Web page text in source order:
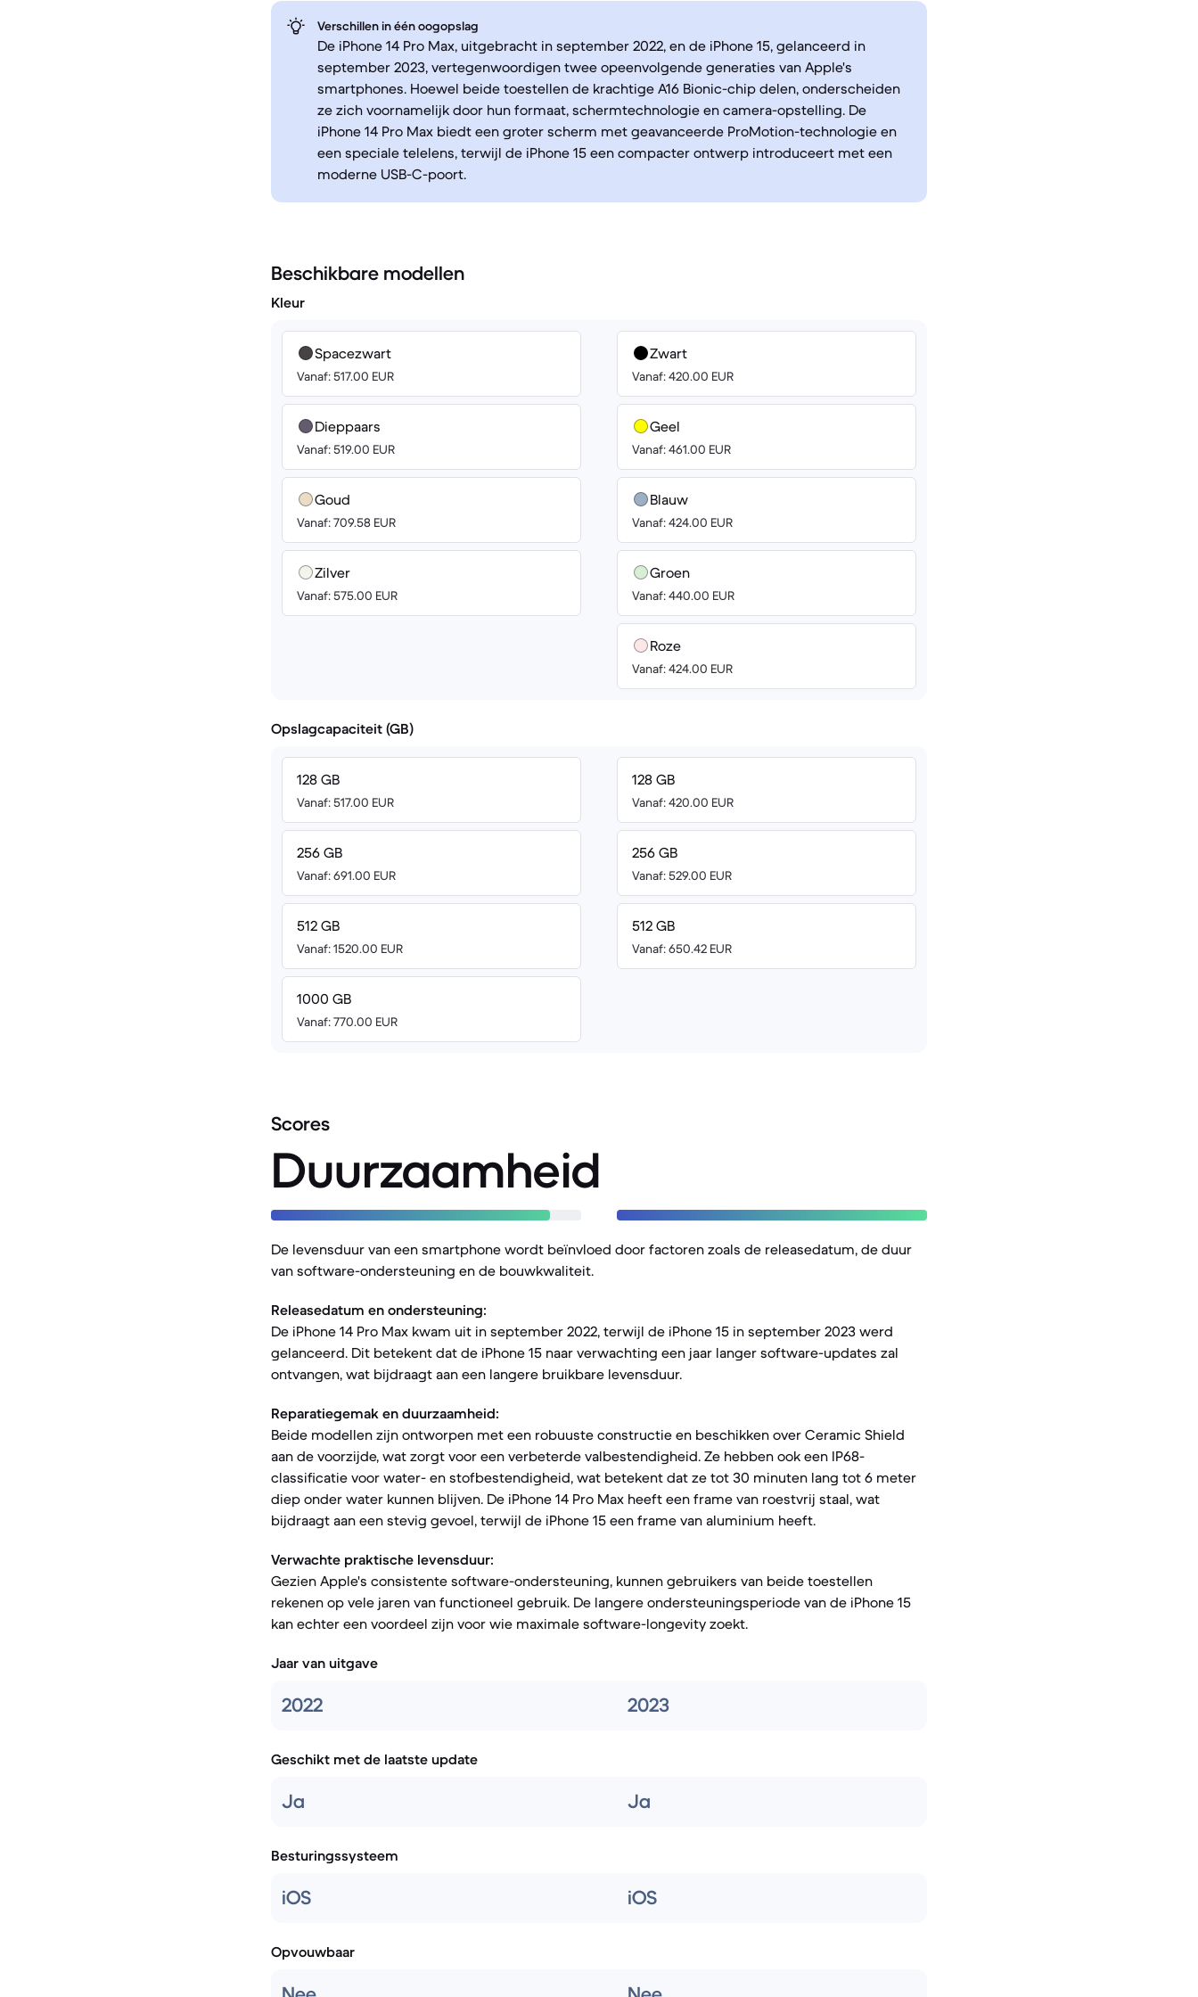
Verschillen in één oogopslag
De iPhone 14 Pro Max, uitgebracht in september 2022, en de iPhone 15, gelanceerd in
september 2023, vertegenwoordigen twee opeenvolgende generaties van Apple's
smartphones. Hoewel beide toestellen de krachtige A16 Bionic-chip delen, onderscheiden
ze zich voornamelijk door hun formaat, schermtechnologie en camera-opstelling. De
iPhone 14 Pro Max biedt een groter scherm met geavanceerde ProMotion-technologie en
een speciale telelens, terwijl de iPhone 15 een compacter ontwerp introduceert met een
moderne USB-C-poort.
Beschikbare modellen
Kleur
Spacezwart
Vanaf: 517.00 EUR
Dieppaars
Vanaf: 519.00 EUR
Goud
Vanaf: 709.58 EUR
Zilver
Vanaf: 575.00 EUR
Zwart
Vanaf: 420.00 EUR
Geel
Vanaf: 461.00 EUR
Blauw
Vanaf: 424.00 EUR
Groen
Vanaf: 440.00 EUR
Roze
Vanaf: 424.00 EUR
Opslagcapaciteit (GB)
128 GB
Vanaf: 517.00 EUR
256 GB
Vanaf: 691.00 EUR
512 GB
Vanaf: 1520.00 EUR
1000 GB
Vanaf: 770.00 EUR
128 GB
Vanaf: 420.00 EUR
256 GB
Vanaf: 529.00 EUR
512 GB
Vanaf: 650.42 EUR
Scores
Duurzaamheid
De levensduur van een smartphone wordt beïnvloed door factoren zoals de releasedatum, de duur
van software-ondersteuning en de bouwkwaliteit.
Releasedatum en ondersteuning:
De iPhone 14 Pro Max kwam uit in september 2022, terwijl de iPhone 15 in september 2023 werd
gelanceerd. Dit betekent dat de iPhone 15 naar verwachting een jaar langer software-updates zal
ontvangen, wat bijdraagt aan een langere bruikbare levensduur.
Reparatiegemak en duurzaamheid:
Beide modellen zijn ontworpen met een robuuste constructie en beschikken over Ceramic Shield
aan de voorzijde, wat zorgt voor een verbeterde valbestendigheid. Ze hebben ook een IP68-
classificatie voor water- en stofbestendigheid, wat betekent dat ze tot 30 minuten lang tot 6 meter
diep onder water kunnen blijven. De iPhone 14 Pro Max heeft een frame van roestvrij staal, wat
bijdraagt aan een stevig gevoel, terwijl de iPhone 15 een frame van aluminium heeft.
Verwachte praktische levensduur:
Gezien Apple's consistente software-ondersteuning, kunnen gebruikers van beide toestellen
rekenen op vele jaren van functioneel gebruik. De langere ondersteuningsperiode van de iPhone 15
kan echter een voordeel zijn voor wie maximale software-longevity zoekt.
Jaar van uitgave
2022 2023
Geschikt met de laatste update
Ja Ja
Besturingssysteem
iOS iOS
Opvouwbaar